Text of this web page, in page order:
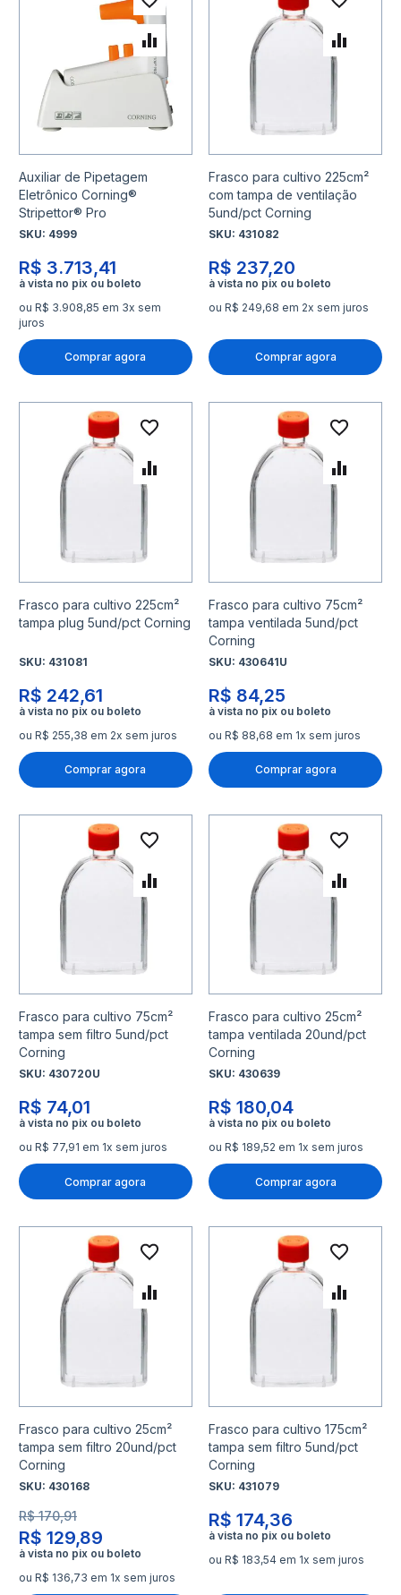
Auxiliar de Pipetagem
Eletrônico Corning®
Stripettor® Pro
SKU: 4999
R$ 3.713,41
ou R$ 3.908,85 em 3x sem
juros
Comprar agora
Adicionar à lista de
Adicionar para Comparar
Frasco para cultivo 225cm²
com tampa de ventilação
5und/pct Corning
SKU: 431082
R$ 237,20
ou R$ 249,68 em 2x sem juros
Comprar agora
Frasco para cultivo 225cm²
tampa plug 5und/pct Corning
SKU: 431081
R$ 242,61
ou R$ 255,38 em 2x sem juros
Comprar agora
Adicionar à lista de
Adicionar para Comparar
Frasco para cultivo 75cm²
tampa ventilada 5und/pct
Corning
SKU: 430641U
R$ 84,25
ou R$ 88,68 em 1x sem juros
Comprar agora
Frasco para cultivo 75cm²
tampa sem filtro 5und/pct
Corning
SKU: 430720U
R$ 74,01
ou R$ 77,91 em 1x sem juros
Comprar agora
Adicionar à lista de
Adicionar para Comparar
Frasco para cultivo 25cm²
tampa ventilada 20und/pct
Corning
SKU: 430639
R$ 180,04
ou R$ 189,52 em 1x sem juros
Comprar agora
Frasco para cultivo 25cm²
tampa sem filtro 20und/pct
Corning
SKU: 430168
R$ 129,89
R$ 170,91
ou R$ 136,73 em 1x sem juros
Adicionar à lista de
Adicionar para Comparar
Frasco para cultivo 175cm²
tampa sem filtro 5und/pct
Corning
SKU: 431079
R$ 174,36
ou R$ 183,54 em 1x sem juros